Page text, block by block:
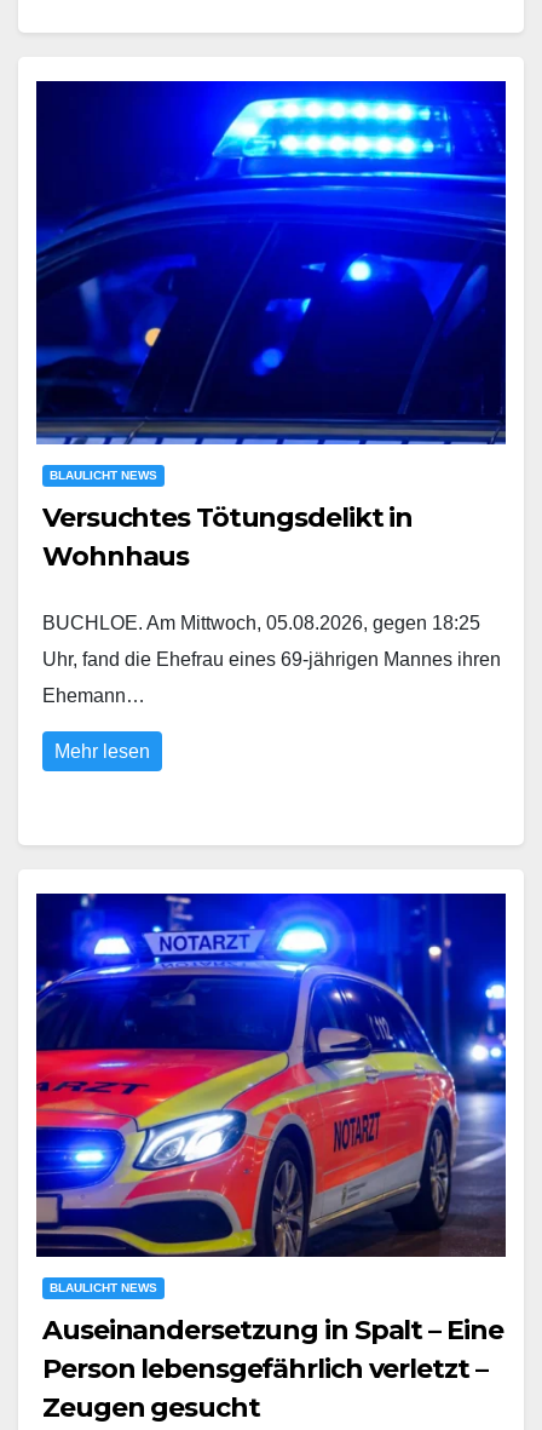
BLAULICHT NEWS
Versuchtes Tötungsdelikt in
Wohnhaus
BUCHLOE. Am Mittwoch, 05.08.2026, gegen 18:25
Uhr, fand die Ehefrau eines 69-jährigen Mannes ihren
Ehemann…
Mehr lesen
BLAULICHT NEWS
Auseinandersetzung in Spalt – Eine
Person lebensgefährlich verletzt –
Zeugen gesucht